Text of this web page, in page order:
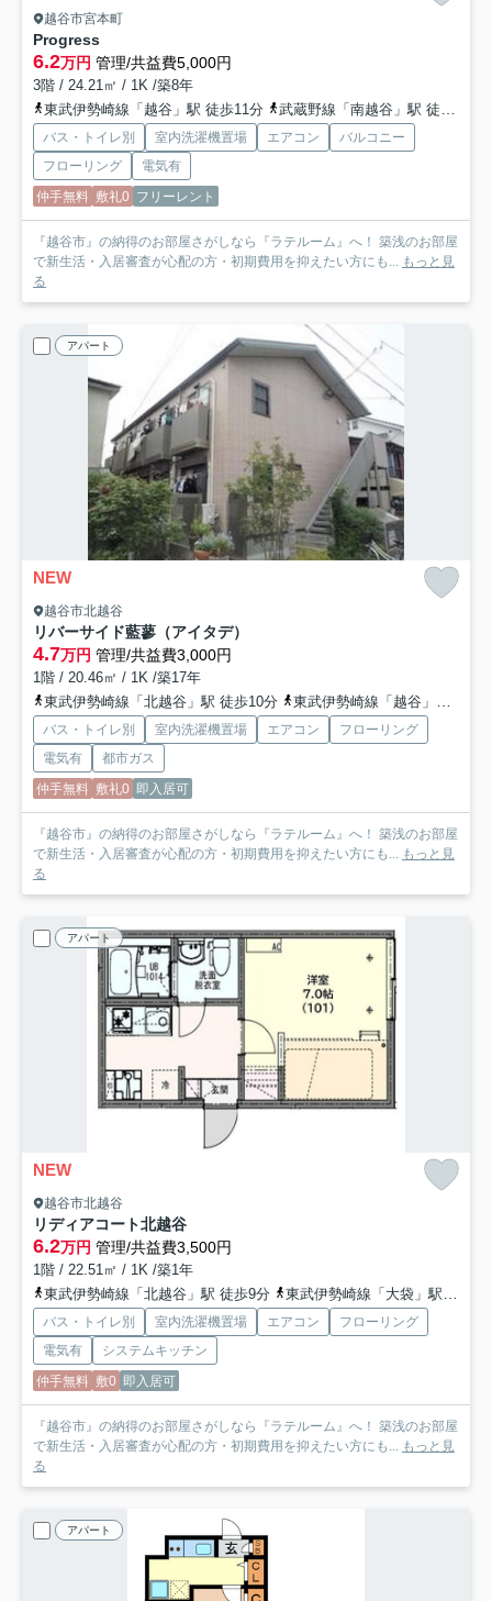
越谷市宮本町
Progress
6.2万円 管理/共益費5,000円
3階 / 24.21㎡ / 1K /築8年
東武伊勢崎線「越谷」駅 徒歩11分
武蔵野線「南越谷」駅 徒歩29分
バス・トイレ別 室内洗濯機置場 エアコン
バルコニー
フローリング
電気有
仲手無料 敷礼0 フリーレント
『越谷市』の納得のお部屋さがしなら『ラテルーム』へ！ 築浅のお部屋
で新生活・入居審査が心配の方・初期費用を抑えたい方にも... もっと見
る
アパート
NEW
越谷市北越谷
リバーサイド藍蓼（アイタデ）
4.7万円 管理/共益費3,000円
1階 / 20.46㎡ / 1K /築17年
東武伊勢崎線「北越谷」駅 徒歩10分
東武伊勢崎線「越谷」駅 徒歩21分
バス・トイレ別 室内洗濯機置場 エアコン
フローリング
電気有
都市ガス
仲手無料 敷礼0 即入居可
『越谷市』の納得のお部屋さがしなら『ラテルーム』へ！ 築浅のお部屋
で新生活・入居審査が心配の方・初期費用を抑えたい方にも... もっと見
る
アパート
NEW
越谷市北越谷
リディアコート北越谷
6.2万円 管理/共益費3,500円
1階 / 22.51㎡ / 1K /築1年
東武伊勢崎線「北越谷」駅 徒歩9分
東武伊勢崎線「大袋」駅 徒歩24分
バス・トイレ別 室内洗濯機置場 エアコン
フローリング
電気有
システムキッチン
仲手無料 敷0 即入居可
『越谷市』の納得のお部屋さがしなら『ラテルーム』へ！ 築浅のお部屋
で新生活・入居審査が心配の方・初期費用を抑えたい方にも... もっと見
る
アパート